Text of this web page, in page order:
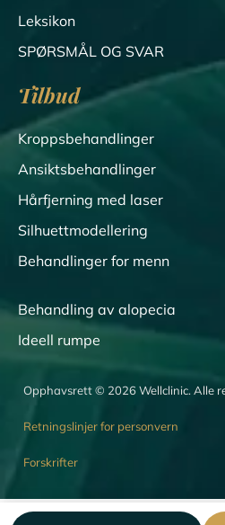
Leksikon
SPØRSMÅL OG SVAR
Tilbud
Kroppsbehandlinger
Ansiktsbehandlinger
Hårfjerning med laser
Silhuettmodellering
Behandlinger for menn
Behandling av alopecia
Ideell rumpe
Opphavsrett © 2026 Wellclinic. Alle
Retningslinjer for personvern
Forskrifter